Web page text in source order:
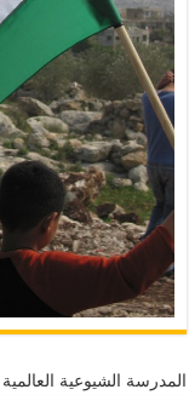
المدرسة الشيوعية العالمية 2026: سجل